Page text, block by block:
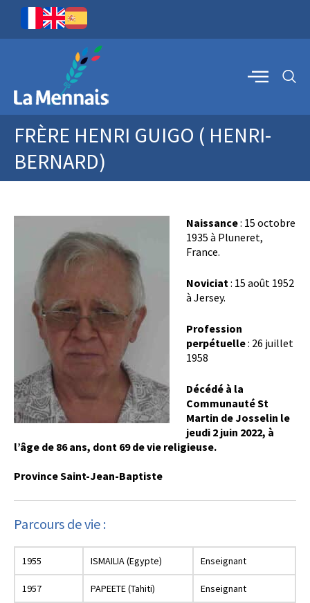
FRÈRE HENRI GUIGO ( HENRI-
BERNARD)
Naissance: 15 octobre
1935 à Pluneret,
France.
Noviciat: 15 août 1952
à Jersey.
Profession
perpétuelle: 26 juillet
1958
Décédé à la
Communauté St
Martin de Josselin le
jeudi 2 juin 2022, à
l’âge de 86 ans, dont 69 de vie religieuse.
Province Saint-Jean-Baptiste
Parcours de vie :
1955 ISMAILIA (Egypte) Enseignant
1957 PAPEETE (Tahiti) Enseignant